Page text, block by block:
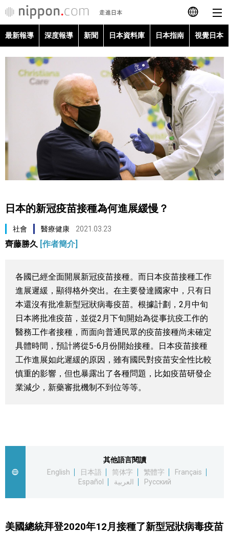
日本語
English
简体字
Français
Español
العربية
日本指南
視覺日本
臺灣香港
更多
人物訪談
日本入門
政治外交
財經
文化
official SNS
最新報導 深度報導 新聞 日本資料庫 日本指南 視覺日本
日本的新冠疫苗接種為何進展緩慢？
社會 醫療健康 2021.03.23
齊藤勝久 [作者簡介]
各國已經全面開展新冠疫苗接種。而日本疫苗接種工作
進展遲緩，顯得格外突出。在主要發達國家中，只有日
本還沒有批准新型冠狀病毒疫苗。根據計劃，2月中旬
日本將批准疫苗，並從2月下旬開始為從事抗疫工作的
醫務工作者接種，而面向普通民眾的疫苗接種尚未確定
具體時間，預計將從5-6月份開始接種。日本疫苗接種
工作進展如此遲緩的原因，雖有國民對疫苗安全性比較
慎重的影響，但也暴露出了各種問題，比如疫苗研發企
業減少，新藥審批機制不到位等等。
其他語言閱讀
English
日本語 简体字 繁體字
Français
Español
العربية Русский
美國總統拜登2020年12月接種了新型冠狀病毒疫苗